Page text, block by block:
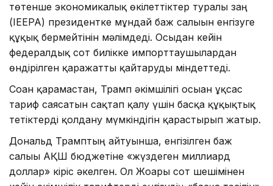
төтенше экономикалық өкілеттіктер туралы заң
(IEEPA) президентке мұндай баж салығын енгізуге
құқық бермейтінін мәлімдеді. Осыдан кейін
федералдық сот билікке импорттаушылардан
өндірілген қаражатты қайтаруды міндеттеді.
Соған қарамастан, Трамп әкімшілігі осыған ұқсас
тариф саясатын сақтап қалу үшін басқа құқықтық
тетіктерді қолдану мүмкіндігін қарастырып жатыр.
Дональд Трамптың айтуынша, енгізілген баж
салығы АҚШ бюджетіне «жүздеген миллиард
доллар» кіріс әкелген. Ол Жоғарғы сот шешімінен